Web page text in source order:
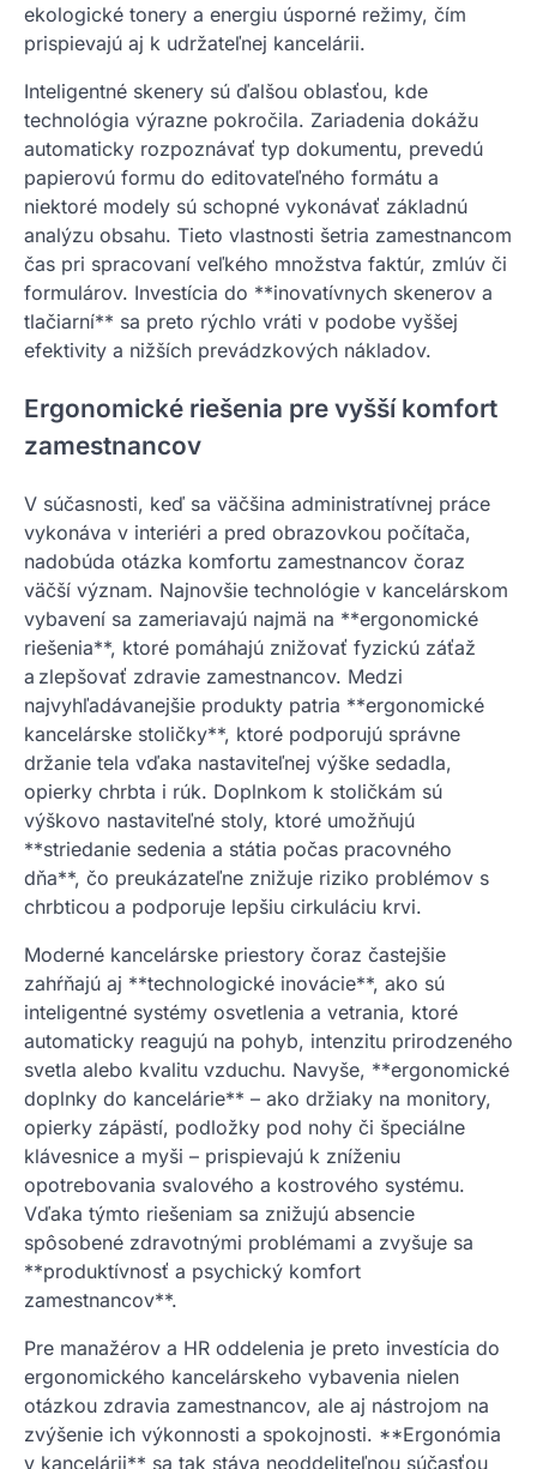
ekologické tonery a energiu úsporné režimy, čím
prispievajú aj k udržateľnej kancelárii.
Inteligentné skenery sú ďalšou oblasťou, kde
technológia výrazne pokročila. Zariadenia dokážu
automaticky rozpoznávať typ dokumentu, prevedú
papierovú formu do editovateľného formátu a
niektoré modely sú schopné vykonávať základnú
analýzu obsahu. Tieto vlastnosti šetria zamestnancom
čas pri spracovaní veľkého množstva faktúr, zmlúv či
formulárov. Investícia do **inovatívnych skenerov a
tlačiarní** sa preto rýchlo vráti v podobe vyššej
efektivity a nižších prevádzkových nákladov.
Ergonomické riešenia pre vyšší komfort
zamestnancov
V súčasnosti, keď sa väčšina administratívnej práce
vykonáva v interiéri a pred obrazovkou počítača,
nadobúda otázka komfortu zamestnancov čoraz
väčší význam. Najnovšie technológie v kancelárskom
vybavení sa zameriavajú najmä na **ergonomické
riešenia**, ktoré pomáhajú znižovať fyzickú záťaž
a zlepšovať zdravie zamestnancov. Medzi
najvyhľadávanejšie produkty patria **ergonomické
kancelárske stoličky**, ktoré podporujú správne
držanie tela vďaka nastaviteľnej výške sedadla,
opierky chrbta i rúk. Doplnkom k stoličkám sú
výškovo nastaviteľné stoly, ktoré umožňujú
**striedanie sedenia a státia počas pracovného
dňa**, čo preukázateľne znižuje riziko problémov s
chrbticou a podporuje lepšiu cirkuláciu krvi.
Moderné kancelárske priestory čoraz častejšie
zahŕňajú aj **technologické inovácie**, ako sú
inteligentné systémy osvetlenia a vetrania, ktoré
automaticky reagujú na pohyb, intenzitu prirodzeného
svetla alebo kvalitu vzduchu. Navyše, **ergonomické
doplnky do kancelárie** – ako držiaky na monitory,
opierky zápästí, podložky pod nohy či špeciálne
klávesnice a myši – prispievajú k zníženiu
opotrebovania svalového a kostrového systému.
Vďaka týmto riešeniam sa znižujú absencie
spôsobené zdravotnými problémami a zvyšuje sa
**produktívnosť a psychický komfort
zamestnancov**.
Pre manažérov a HR oddelenia je preto investícia do
ergonomického kancelárskeho vybavenia nielen
otázkou zdravia zamestnancov, ale aj nástrojom na
zvýšenie ich výkonnosti a spokojnosti. **Ergonómia
v kancelárii** sa tak stáva neoddeliteľnou súčasťou